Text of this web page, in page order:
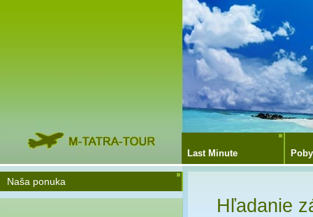
Last Minute
Hľadanie
Naša ponuka